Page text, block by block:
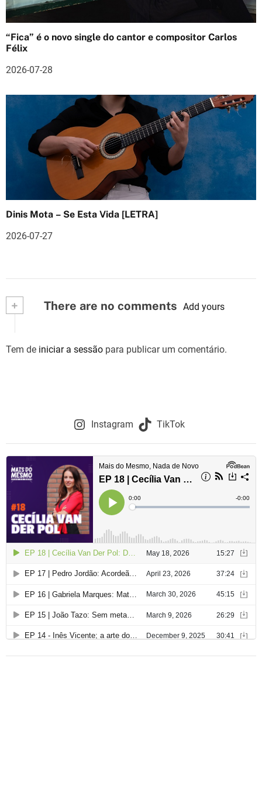
o
s
“Fica” é o novo single do cantor e compositor Carlos
Félix
2026-07-28
Dinis Mota – Se Esta Vida [LETRA]
2026-07-27
+ There are no comments Add yours
Tem de iniciar a sessão para publicar um comentário.
Instagram TikTok